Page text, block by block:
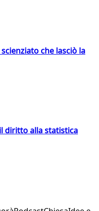
che lasciò la
diritto alla statistica